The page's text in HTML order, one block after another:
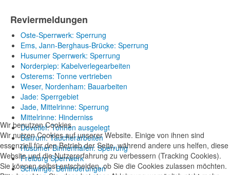
Reviermeldungen
Oste-Sperrwerk: Sperrung
Ems, Jann-Berghaus-Brücke: Sperrung
Husumer Sperrwerk: Sperrung
Norderpiep: Kabelverlegearbeiten
Osterems: Tonne vertrieben
Weser, Nordenham: Bauarbeiten
Jade: Sperrgebiet
Jade, Mittelrinne: Sperrung
Mittelrinne: Hinderniss
Dovetief: Tonnen ausgelegt
Baltrum: Taucherarbeiten
Husumer Binnenhafen: Sperrung
Freiburg Sperrwerk
Schwinge: Behinderungen
Wir benutzen Cookies
Wir nutzen Cookies auf unserer Website. Einige von ihnen sind
essenziell für den Betrieb der Seite, während andere uns helfen, diese
Website und die Nutzererfahrung zu verbessern (Tracking Cookies).
Sie können selbst entscheiden, ob Sie die Cookies zulassen möchten.